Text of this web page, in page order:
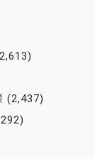
(2,437)